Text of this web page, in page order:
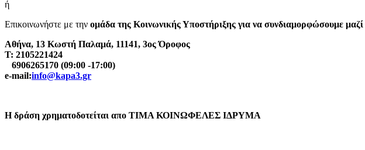
ή
Επικοινωνήστε με την ομάδα της Κοινωνικής Υποστήριξης για να συνδιαμορφώσουμε
Αθήνα, 13 Κωστή Παλαμά, 11141, 3ος Όροφος
Τ: 2105221424
6906265170 (09:00 -17:00)
e-mail:info@kapa3.gr
Η δράση χρηματοδοτείται απο ΤΙΜΑ ΚΟΙΝΩΦΕΛΕΣ ΙΔΡΥΜΑ